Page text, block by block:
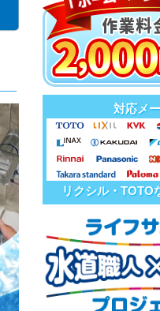
対応メ
リクシル・TOTO